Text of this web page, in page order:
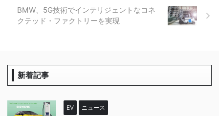
BMW、5G技術でインテリジェントなコネ
クテッド・ファクトリーを実現
新着記事
EV ニュース